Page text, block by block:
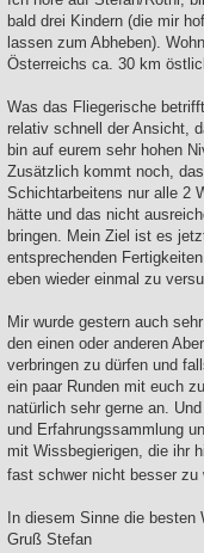
bald drei Kindern (die mir
lassen zum Abheben).
Österreichs ca. 30 km
Was das Fliegerische
relativ schnell der Ansicht,
bin auf eurem sehr hohen
Zusätzlich kommt noch,
Schichtarbeitens nur alle 2
hätte und das nicht
bringen. Mein Ziel ist es
entsprechenden
eben wieder einmal zu
Mir wurde gestern auch
den einen oder anderen
verbringen zu dürfen und
ein paar Runden mit euch
natürlich sehr gerne an.
und Erfahrungssammlung
mit Wissbegierigen, die ihr
fast schwer nicht besser zu
In diesem Sinne die besten
Gruß Stefan